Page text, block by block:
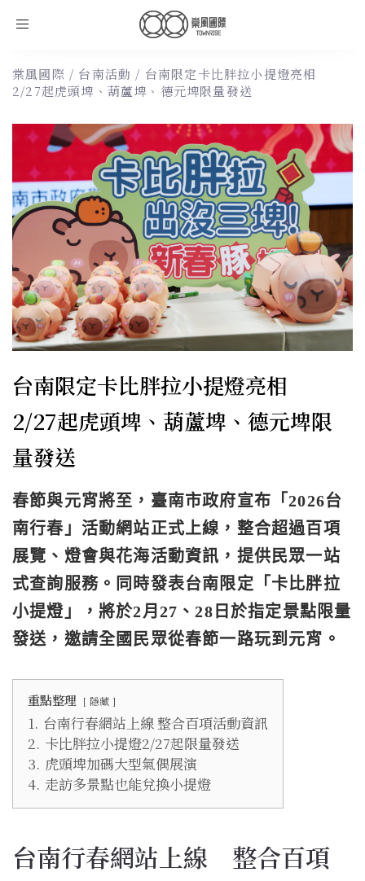
Toggle
棠風國際 / 台南活動 / 台南限定卡比胖拉小提燈亮相
2/27起虎頭埤、葫蘆埤、德元埤限量發送
台南限定卡比胖拉小提燈亮相
2/27起虎頭埤、葫蘆埤、德元埤限
量發送
春節與元宵將至，臺南市政府宣布「2026台
南行春」活動網站正式上線，整合超過百項
展覽、燈會與花海活動資訊，提供民眾一站
式查詢服務。同時發表台南限定「卡比胖拉
小提燈」，將於2月27、28日於指定景點限量
發送，邀請全國民眾從春節一路玩到元宵。
重點整理 隱藏
1. 台南行春網站上線 整合百項活動資訊
2. 卡比胖拉小提燈2/27起限量發送
3. 虎頭埤加碼大型氣偶展演
4. 走訪多景點也能兌換小提燈
台南行春網站上線 整合百項